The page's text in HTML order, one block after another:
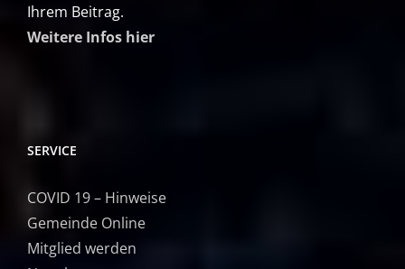
Ihrem Beitrag.
Weitere Infos hier
SERVICE
COVID 19 – Hinweise
Gemeinde Online
Mitglied werden